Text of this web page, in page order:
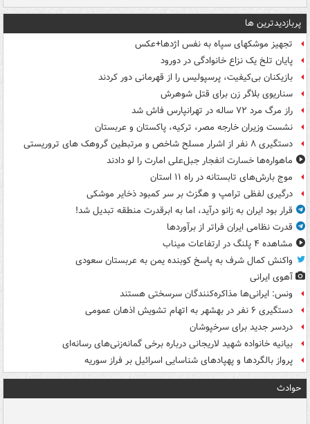
پربازدیدترین ها
تجهیز موشکهای سپاه به نفس اژدها+عکس
پایان تلخ یک نزاع خانوادگی در دورود
بازیکنان بی‌کیفیت، پرسپولیس را از قهرمانی دور کردند
سناریوی بلاگر زن برای قتل شوهرش
راز مرگ مرد ۷۲ ساله در تهرانپارس فاش شد
نشست وزیران خارجه مصر، ترکیه، پاکستان و عربستان
دستگیری ۸ نفر از اشرار مسلح شاخص و مرتبطین گروهک های تروریستی
ماهواره‌ها خسارت انفجار جبل‌علی امارت را لو دادند
موج بارش‌های تابستانه در راه ۱۱ استان
درگیری لفظی ترامپ و هگزث بر سر کمبود ذخایر موشکی
قرار بود ایران به زانو درآید، اما به ابرقدرت منطقه تبدیل شد!
قدرت نظامی ایران فراتر از برآوردها
مشاهده ۴ پلنگ در ارتفاعات میناب
واکنش کمال شرف به پاسخ کوبنده یمن به عربستان سعودی
آهوی ایرانی
ونس: ایرانی‌ها مذاکره‌کنندگان سرسختی هستند
دستگیری ۶ نفر در بهشهر به اتهام تشویش اذهان عمومی
دردسر جدید برای سرخپوشان
بیانیه خانواده شهید لاریجانی درباره برخی گمانه‌زنی‌های رسانه‌ای
پرواز بالگردها و پهپادهای شناسایی اسرائیل بر فراز سوریه
حوادث